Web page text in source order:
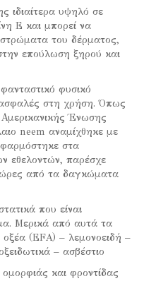
ιδιαίτερα υψηλό σε
Ε και μπορεί να
στρώματα του δέρματος,
επούλωση ξηρού και
φυσικό
στη χρήση. Όπως
Ένωσης
neem αναμίχθηκε με
στα
εθελοντών, παρέσχε
ώρες από τα δαγκώματα
που είναι
Μερικά από αυτά τα
(EFA) – λεμονοειδή –
– ασβέστιο
ομορφιάς και φροντίδας